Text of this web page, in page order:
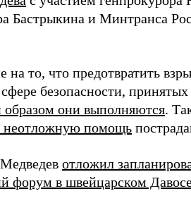
Бастрыкина и Минтранса
на то, что предотвратить
безопасности,
они выполняются.
неотложную помощь
отложил
форум в швейцарском